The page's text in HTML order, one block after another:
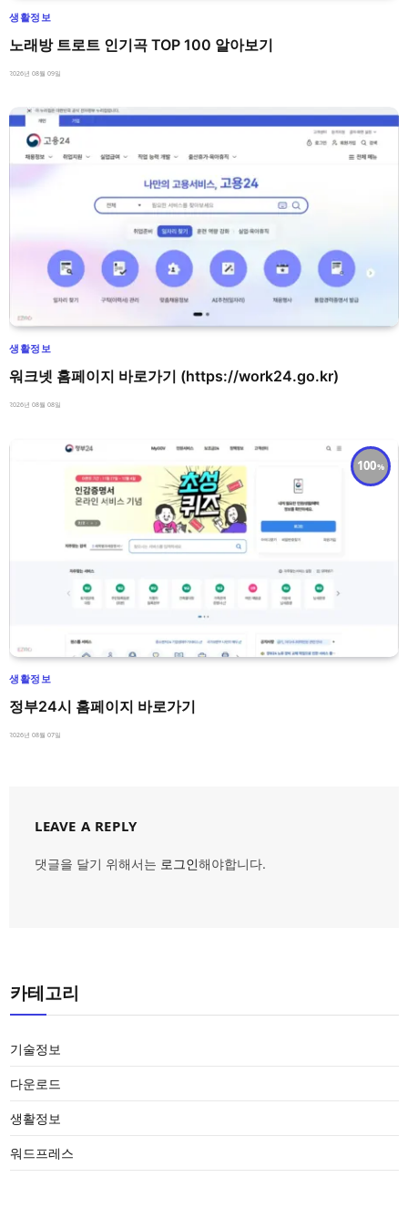
생활정보
노래방 트로트 인기곡 TOP 100 알아보기
2026년 08월 09일
생활정보
워크넷 홈페이지 바로가기 (https://work24.go.kr)
2026년 08월 08일
100
생활정보
정부24시 홈페이지 바로가기
2026년 08월 07일
LEAVE A REPLY
댓글을 달기 위해서는 로그인해야합니다.
카테고리
기술정보
다운로드
생활정보
워드프레스